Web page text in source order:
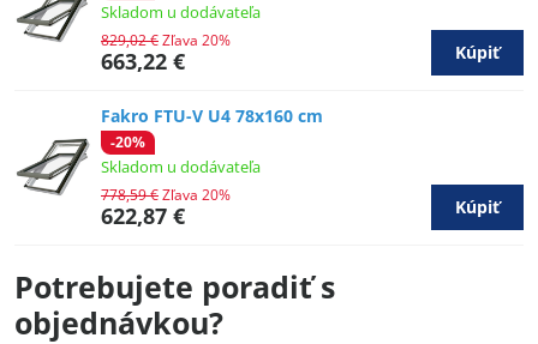
Skladom u dodávateľa
663,22 €
829,02 €Zľava 20%
Kúpiť
Fakro FTU-V U4 78x160 cm
-20%
Skladom u dodávateľa
622,87 €
778,59 €Zľava 20%
Kúpiť
Potrebujete poradiť s
objednávkou?